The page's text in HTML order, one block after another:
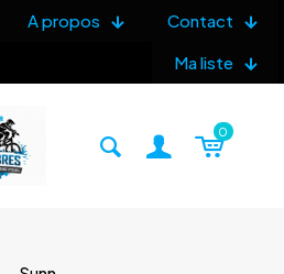
A propos
Contact
Ma liste
0